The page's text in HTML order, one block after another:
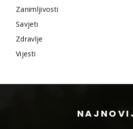
Zanimljivosti
Savjeti
Zdravlje
Vijesti